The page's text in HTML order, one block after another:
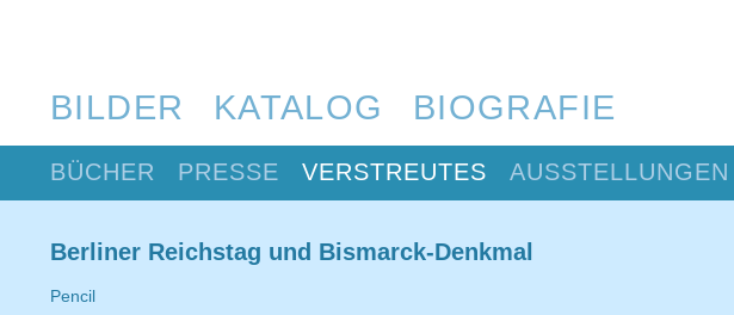
BILDER KATALOG BIOGRAFIE
BÜCHER PRESSE VERSTREUTES AUSSTELLUNGEN
Berliner Reichstag und Bismarck-Denkmal
Pencil